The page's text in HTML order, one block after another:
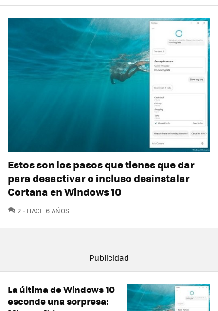
Estos son los pasos que tienes que dar
para desactivar o incluso desinstalar
Cortana en Windows 10
2 COMENTARIOS
HACE 6 AÑOS
La última de Windows 10
esconde una sorpresa: